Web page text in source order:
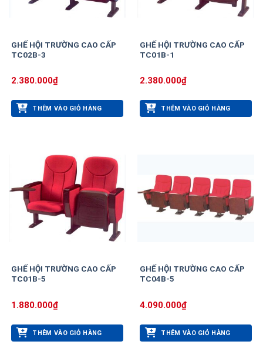
GHẾ HỘI TRƯỜNG CAO CẤP
TC02B-3
2.380.000₫
THÊM VÀO GIỎ HÀNG
GHẾ HỘI TRƯỜNG CAO CẤP
TC01B-1
2.380.000₫
THÊM VÀO GIỎ HÀNG
GHẾ HỘI TRƯỜNG CAO CẤP
TC01B-5
1.880.000₫
THÊM VÀO GIỎ HÀNG
GHẾ HỘI TRƯỜNG CAO CẤP
TC04B-5
4.090.000₫
THÊM VÀO GIỎ HÀNG